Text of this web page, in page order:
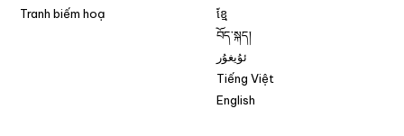
Tranh biếm hoạ
ខ្មែ
བོད་སྐད།
ئۇيغۇر
Tiếng Việt
English